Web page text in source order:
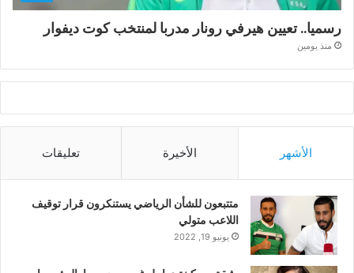
رسميا.. تعيين هيرفي رونار مدربا لمنتخب كوت ديفوار
منذ يومين
الأشهر الأخيرة تعليقات
متتبعون للشأن الرياضي يستنكرون قرار توقيف
اللاعب متولي
يونيو 19, 2022